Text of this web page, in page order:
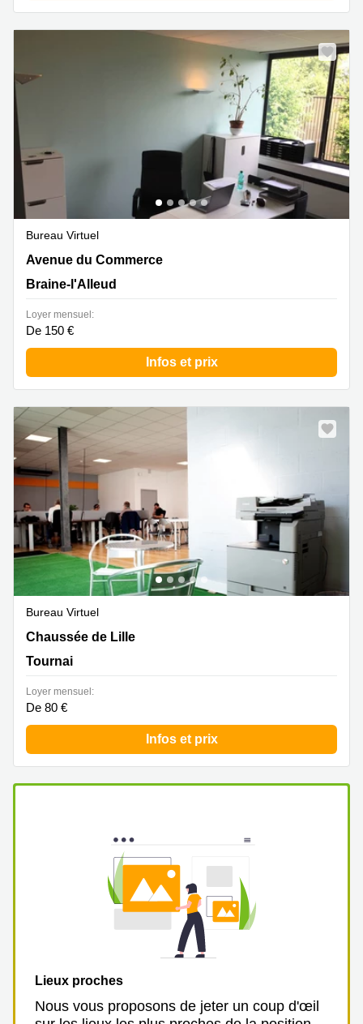
Bureau Virtuel
Avenue du Commerce, 32, Braine-l'Alleud
Avenue du Commerce
Braine-l'Alleud
Loyer mensuel:
De 150 €
Infos et prix
Bureau Virtuel
Chaussée de Lille 479, TOURNAI – ORCQ, Tournai
Chaussée de Lille
Tournai
Loyer mensuel:
De 80 €
Infos et prix
Lieux proches
Nous vous proposons de jeter un coup d'œil